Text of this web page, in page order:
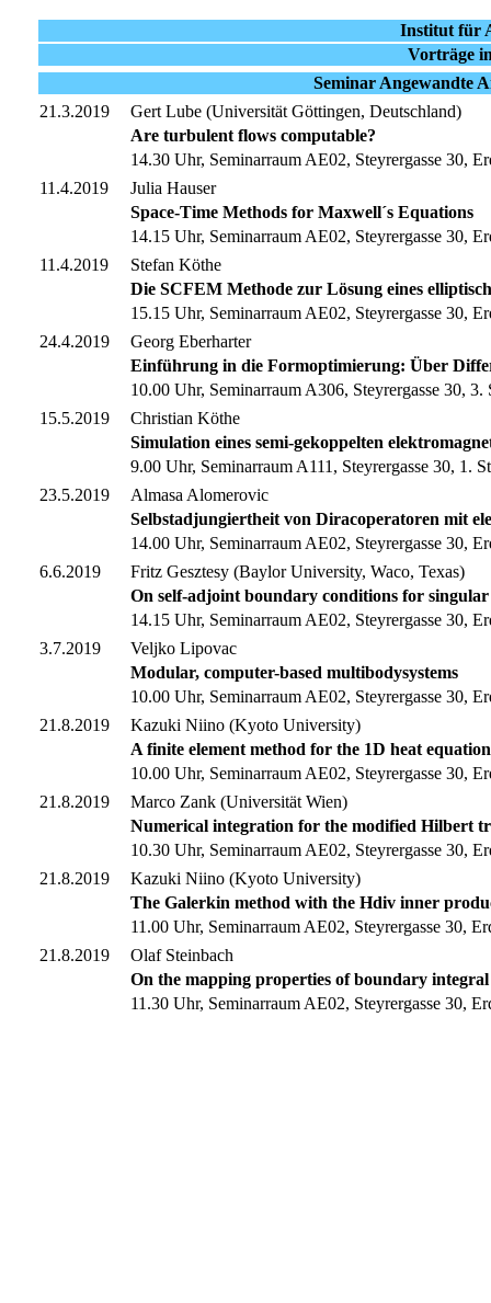
Institut für
Vorträge
Seminar Angewandte
21.3.2019
Gert Lube (Universität Göttingen, Deutschland)
Are turbulent flows computable?
14.30 Uhr, Seminarraum AE02, Steyrergasse 30,
11.4.2019
Julia Hauser
Space-Time Methods for Maxwell´s Equations
14.15 Uhr, Seminarraum AE02, Steyrergasse 30,
11.4.2019
Stefan Köthe
Die SCFEM Methode zur Lösung eines
15.15 Uhr, Seminarraum AE02, Steyrergasse 30,
24.4.2019
Georg Eberharter
Einführung in die Formoptimierung: Über
10.00 Uhr, Seminarraum A306, Steyrergasse 30, 3.
15.5.2019
Christian Köthe
Simulation eines semi-gekoppelten
9.00 Uhr, Seminarraum A111, Steyrergasse 30, 1.
23.5.2019
Almasa Alomerovic
Selbstadjungiertheit von Diracoperatoren mit
14.00 Uhr, Seminarraum AE02, Steyrergasse 30,
6.6.2019
Fritz Gesztesy (Baylor University, Waco, Texas)
On self-adjoint boundary conditions for
14.15 Uhr, Seminarraum AE02, Steyrergasse 30,
3.7.2019
Veljko Lipovac
Modular, computer-based multibodysystems
10.00 Uhr, Seminarraum AE02, Steyrergasse 30,
21.8.2019
Kazuki Niino (Kyoto University)
A finite element method for the 1D heat
10.00 Uhr, Seminarraum AE02, Steyrergasse 30,
21.8.2019
Marco Zank (Universität Wien)
Numerical integration for the modified Hilbert
10.30 Uhr, Seminarraum AE02, Steyrergasse 30,
21.8.2019
Kazuki Niino (Kyoto University)
The Galerkin method with the Hdiv inner
11.00 Uhr, Seminarraum AE02, Steyrergasse 30,
21.8.2019
Olaf Steinbach
On the mapping properties of boundary
11.30 Uhr, Seminarraum AE02, Steyrergasse 30,